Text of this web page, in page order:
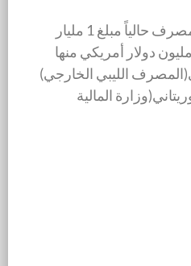
هذا ويبلغ رأسمال المصرف حالياً مبلغ 1 مليار
أوقية ما يعادل 27.5 مليون دولار أمريكي منها
الليبي الخارجي)
المالية